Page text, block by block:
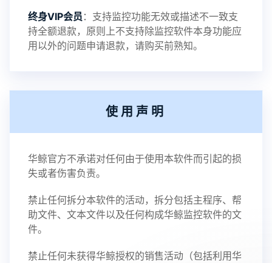
终身VIP会员 ：支持监控功能无效或描述不一致支
持全额退款，原则上不支持除监控软件本身功能应
用以外的问题申请退款，请购买前熟知。
使用声明
华鲸官方不承诺对任何由于使用本软件而引起的损
失或者伤害负责。
禁止任何拆分本软件的活动，拆分包括主程序、帮
助文件、文本文件以及任何构成华鲸监控软件的文
件。
禁止任何未获得华鲸授权的销售活动（包括利用华